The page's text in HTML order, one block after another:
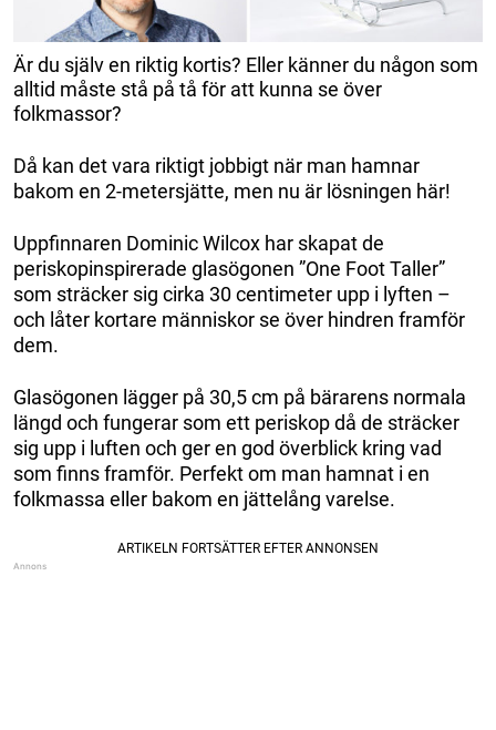
Är du själv en riktig kortis? Eller känner du någon som
alltid måste stå på tå för att kunna se över
folkmassor?
Då kan det vara riktigt jobbigt när man hamnar
bakom en 2-metersjätte, men nu är lösningen här!
Uppfinnaren Dominic Wilcox har skapat de
periskopinspirerade glasögonen ”One Foot Taller”
som sträcker sig cirka 30 centimeter upp i lyften –
och låter kortare människor se över hindren framför
dem.
Glasögonen lägger på 30,5 cm på bärarens normala
längd och fungerar som ett periskop då de sträcker
sig upp i luften och ger en god överblick kring vad
som finns framför. Perfekt om man hamnat i en
folkmassa eller bakom en jättelång varelse.